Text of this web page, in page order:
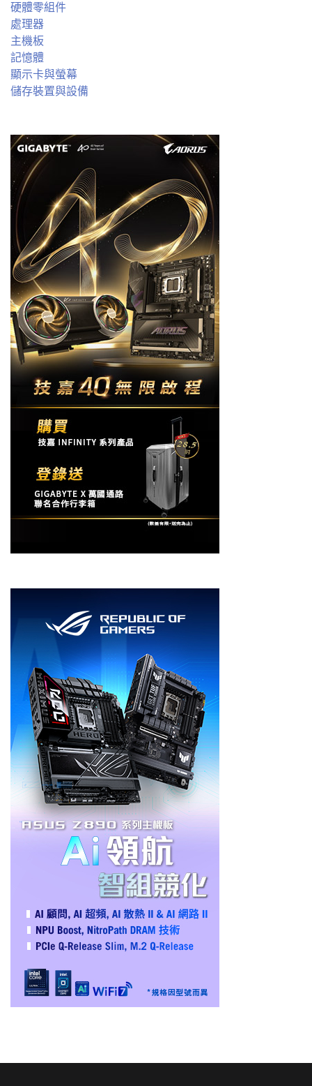
硬體零組件
處理器
主機板
記憶體
顯示卡與螢幕
儲存裝置與設備